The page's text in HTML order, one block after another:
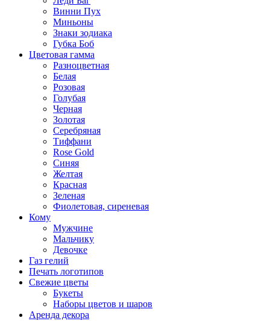
Винни Пух
Миньоны
Знаки зодиака
Губка Боб
Цветовая гамма
Разноцветная
Белая
Розовая
Голубая
Черная
Золотая
Серебряная
Тиффани
Rose Gold
Синяя
Желтая
Красная
Зеленая
Фиолетовая, сиреневая
Кому
Мужчине
Мальчику
Девочке
Газ гелий
Печать логотипов
Свежие цветы
Букеты
Наборы цветов и шаров
Аренда декора